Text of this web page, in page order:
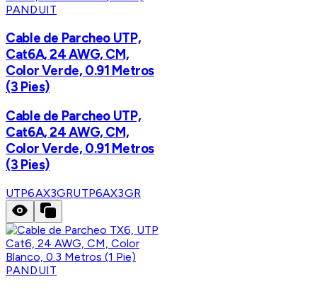
PANDUIT
Cable de Parcheo UTP,
Cat6A, 24 AWG, CM,
Color Verde, 0.91 Metros
(3 Pies)
Cable de Parcheo UTP,
Cat6A, 24 AWG, CM,
Color Verde, 0.91 Metros
(3 Pies)
UTP6AX3GRUTP6AX3GR
PANDUIT